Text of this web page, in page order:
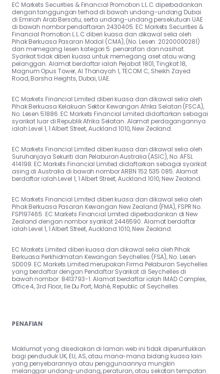
EC Markets Securities & Financial Promotion L.L.C diperbadankan
dengan tanggungan terhad di bawah undang-undang Dubai
di Emiriah Arab Bersatu, serta undang-undang persekutuan UAE
di bawah nombor pendaftaran 2430405. EC Markets Securities &
Financial Promotion L.L.C diberi kuasa dan dikawal selia oleh
Pihak Berkuasa Pasaran Modal (CMA), (No. Lesen: 20200000281)
dan memegang lesen kategori 5: penarafan dan nasihat.
Syarikat tidak diberi kuasa untuk memegang aset atau wang
pelanggan. Alamat berdaftar ialah Pejabat 1801, Tingkat 18,
Magnum Opus Tower, Al Thanayah 1, TECOM C, Sheikh Zayed
Road, Barsha Heights, Dubai, UAE.
EC Markets Financial Limited diberi kuasa dan dikawal selia oleh
Pihak Berkuasa Kelakuan Sektor Kewangan Afrika Selatan (FSCA),
No. Lesen 51886. EC Markets Financial Limited didaftarkan sebagai
syarikat luar di Republik Afrika Selatan. Alamat perdagangannya
ialah Level 1, 1 Albert Street, Auckland 1010, New Zealand.
EC Markets Financial Limited diberi kuasa dan dikawal selia oleh
Suruhanjaya Sekuriti dan Pelaburan Australia (ASIC), No. AFSL
414198. EC Markets Financial Limited didaftarkan sebagai syarikat
asing di Australia di bawah nombor ARBN 152 535 085. Alamat
berdaftar ialah Level 1, 1 Albert Street, Auckland 1010, New Zealand.
EC Markets Financial Limited diberi kuasa dan dikawal selia oleh
Pihak Berkuasa Pasaran Kewangan New Zealand (FMA), FSPR No.
FSP197465. EC Markets Financial Limited diperbadankan di New
Zealand dengan nombor syarikat 2446590. Alamat berdaftar
ialah Level 1, 1 Albert Street, Auckland 1010, New Zealand.
EC Markets Limited diberi kuasa dan dikawal selia oleh Pihak
Berkuasa Perkhidmatan Kewangan Seychelles (FSA), No. Lesen
SD009. EC Markets Limited merupakan Firma Pelaburan Seychelles
yang berdaftar dengan Pendaftar Syarikat di Seychelles di
bawah nombor: 8413793-1. Alamat berdaftar ialah IMAD Complex,
Office 4, 3rd Floor, Ile Du Port, Mahé, Republic of Seychelles.
PENAFIAN
Maklumat yang disediakan di laman web ini tidak diperuntukkan
bagi penduduk UK, EU, AS, atau mana-mana bidang kuasa lain
yang penyebarannya atau penggunaannya mungkin
melanggar undang-undang, peraturan, atau sekatan tempatan.